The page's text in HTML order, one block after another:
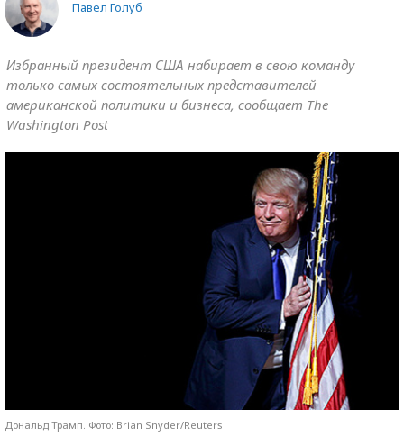
Павел Голуб
Избранный президент США набирает в свою команду
только самых состоятельных представителей
американской политики и бизнеса, сообщает The
Washington Post
Дональд Трамп. Фото: Brian Snyder/Reuters